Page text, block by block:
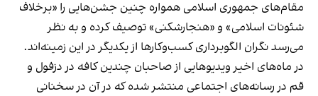
مقام‌های جمهوری اسلامی همواره چنین جشن‌هایی را «برخلاف
شئونات اسلامی» و «هنجارشکنی» توصیف کرده و به نظر
می‌رسد نگران الگوبرداری کسب‌وکارها از یکدیگر در این زمینه‌اند.
در ماه‌های اخیر ویدیوهایی از صاحبان چندین کافه در دزفول و
قم در رسانه‌های اجتماعی منتشر شده که در آن در سخنانی